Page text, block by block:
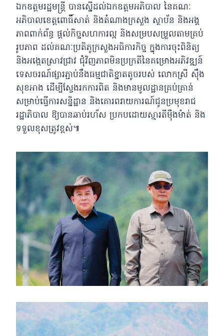
ឯកឧត្តមរដ្ឋមន្ត្រី បានស្នើដល់ឯកឧត្តមអភិបាល នៃគណៈ
អភិបាលខេត្តពោធិ៍សាត់ និងតំណាងក្រសួង ស្ថាប័ន និងអង្គ
ភាពពាក់ព័ន្ធ ផ្តល់កិច្ចសហការល្អ និងសម្របសម្រួលតាមគ្រប់
រូបភាព ដល់គណៈប្រតិភូក្រសួងអធិការកិច្ច ក្នុងការចុះពិនិត្យ
និងអង្កេតស្រាវជ្រាវ ជុំវិញភាពមិនប្រក្រតីនៃគម្រោងអភិវឌ្ឍន៍
ទេសចរណ៍ផ្សារភ្ជាប់នឹងធម្មជាតិខ្នាតតូចរបស់ លោកស្រី ស៊ឹង
សុខអាង ដើម្បីស្វែងរកការពិត និងមានមូលដ្ឋានគ្រប់គ្រាន់
សម្រាប់ធ្វើការសន្និដ្ឋាន និងគោរពរាយការណ៍ជូនប្រមុខរាជ
រដ្ឋាភិបាល ឱ្យបានឆាប់រហ័ស ប្រកបដោយស្មារតីម៉ឺងម៉ាត់ និង
ទទួលខុសត្រូវខ្ពស់៕